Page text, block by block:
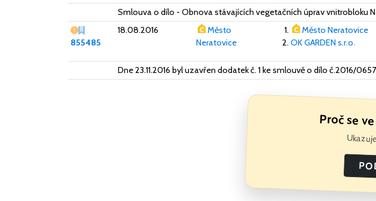
Smlouva o dílo - Obnova stávajících vegetačních úprav vnitrobloku
Vážný nedostatek
855485
18.08.2016
Město
Neratovice
Město Neratovice
OK GARDEN s.r.o.
Dne 23.11.2016 byl uzavřen dodatek č. 1 ke smlouvě o dílo č.2016/
Proč se